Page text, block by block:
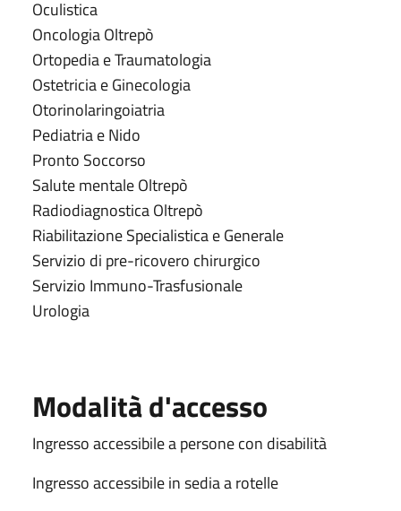
Oculistica
Oncologia Oltrepò
Ortopedia e Traumatologia
Ostetricia e Ginecologia
Otorinolaringoiatria
Pediatria e Nido
Pronto Soccorso
Salute mentale Oltrepò
Radiodiagnostica Oltrepò
Riabilitazione Specialistica e Generale
Servizio di pre-ricovero chirurgico
Servizio Immuno-Trasfusionale
Urologia
Modalità d'accesso
Ingresso accessibile a persone con disabilità
Ingresso accessibile in sedia a rotelle